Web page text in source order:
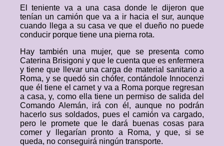
El teniente va a una casa donde le dijeron que
tenían un camión que va a ir hacia el sur, aunque
cuando llega a su casa ve que el dueño no puede
conducir porque tiene una pierna rota.
Hay también una mujer, que se presenta como
Caterina Brisigoni y que le cuenta que es enfermera
y tiene que llevar una carga de material sanitario a
Roma, y se quedó sin chófer, contándole Innocenzi
que él tiene el carnet y va a Roma porque regresan
a casa, y, como ella tiene un permiso de salida del
Comando Alemán, irá con él, aunque no podrán
hacerlo sus soldados, pues el camión va cargado,
pero le promete que le dará buenas cosas para
comer y llegarían pronto a Roma, y que, si se
queda, no conseguirá ningún transporte.